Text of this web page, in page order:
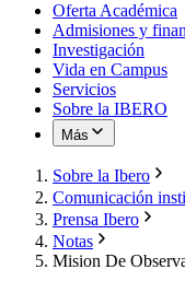
Oferta Académica
Admisiones y
Investigación
Vida en Campus
Servicios
Sobre la IBERO
Más
Sobre la Ibero
Comunicación
Prensa Ibero
Notas
Mision De